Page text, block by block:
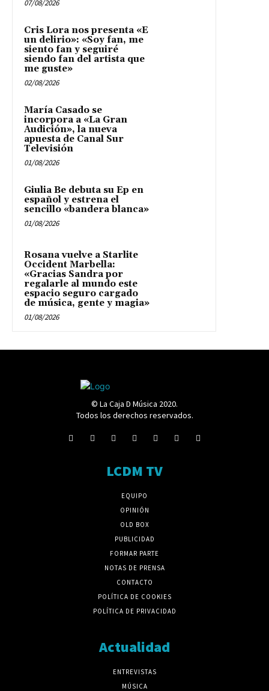
07/08/2026
Cris Lora nos presenta «E
un delirio»: «Soy fan, me
siento fan y seguiré
siendo fan del artista que
me guste»
02/08/2026
María Casado se
incorpora a «La Gran
Audición», la nueva
apuesta de Canal Sur
Televisión
01/08/2026
Giulia Be debuta su Ep en
español y estrena el
sencillo «bandera blanca»
01/08/2026
Rosana vuelve a Starlite
Occident Marbella:
«Gracias Sandra por
regalarle al mundo este
espacio seguro cargado
de música, gente y magia»
01/08/2026
© La Caja D Música 2020.
Todos los derechos reservados.
LCDM TV
EQUIPO
OPINIÓN
OLD BOX
PUBLICIDAD
FORMAR PARTE
NOTAS DE PRENSA
CONTACTO
POLÍTICA DE COOKIES
POLÍTICA DE PRIVACIDAD
Actualidad
ENTREVISTAS
MÚSICA